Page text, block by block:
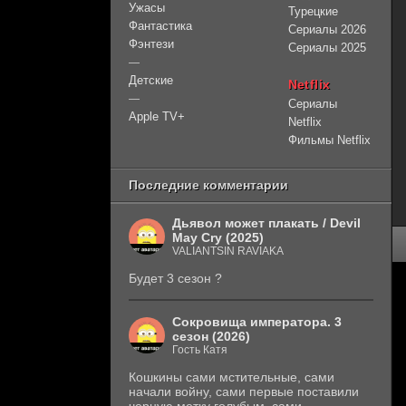
Ужасы
Фантастика
Фэнтези
—
Детские
—
Apple TV+
Турецкие
Сериалы 2026
Сериалы 2025
Netflix
Сериалы
Netflix
Фильмы Netflix
Последние комментарии
Дьявол может плакать / Devil
May Cry (2025)
VALIANTSIN RAVIAKA
Будет 3 сезон ?
Сокровища императора. 3
сезон (2026)
Гость Катя
Кошкины сами мстительные, сами
начали войну, сами первые поставили